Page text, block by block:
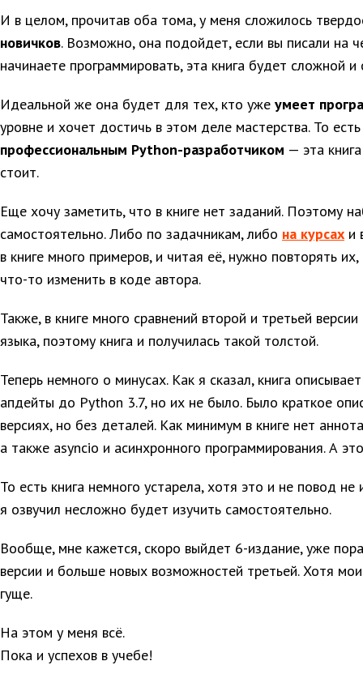
И в целом, прочитав оба тома, у меня сложилось
новичков. Возможно, она подойдет, если вы писали на
начинаете программировать, эта книга будет сложной
Идеальной же она будет для тех, кто уже умеет
уровне и хочет достичь в этом деле мастерства. То
профессиональным Python-разработчиком — эта
стоит.
Еще хочу заметить, что в книге нет заданий. Поэтому
самостоятельно. Либо по задачникам, либо на курсах и
в книге много примеров, и читая её, нужно повторять
что-то изменить в коде автора.
Также, в книге много сравнений второй и третьей
языка, поэтому книга и получилась такой толстой.
Теперь немного о минусах. Как я сказал, книга
апдейты до Python 3.7, но их не было. Было краткое
версиях, но без деталей. Как минимум в книге нет
а также asyncio и асинхронного программирования. А
То есть книга немного устарела, хотя это и не повод
я озвучил несложно будет изучить самостоятельно.
Вообще, мне кажется, скоро выйдет 6-издание, уже
версии и больше новых возможностей третьей. Хотя
гуще.
На этом у меня всё.
Пока и успехов в учебе!